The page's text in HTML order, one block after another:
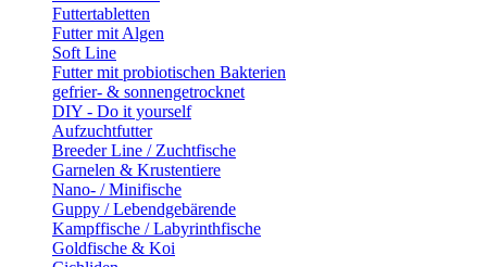
Futtertabletten
Futter mit Algen
Soft Line
Futter mit probiotischen Bakterien
gefrier- & sonnengetrocknet
DIY - Do it yourself
Aufzuchtfutter
Breeder Line / Zuchtfische
Garnelen & Krustentiere
Nano- / Minifische
Guppy / Lebendgebärende
Kampffische / Labyrinthfische
Goldfische & Koi